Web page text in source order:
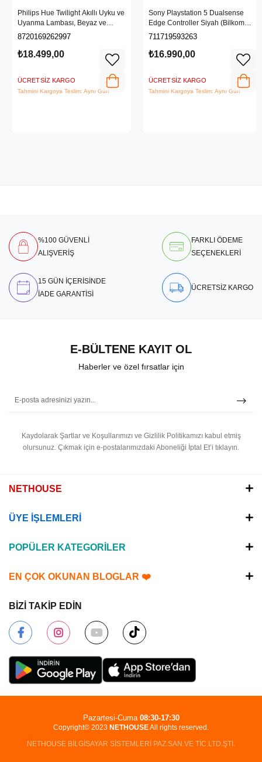
Philips Hue Twilight Akıllı Uyku ve
Uyanma Lambası, Beyaz ve
Renkli Işık, Alexa, Apple Home ve
8720169262997
₺18.499,00
ÜCRETSIZ KARGO
Tahmini Kargoya Teslim: Aynı Gün
Sony Playstation 5 Dualsense
Edge Controller Siyah (Bilkom
Garantili)
711719593263
₺16.990,00
ÜCRETSIZ KARGO
Tahmini Kargoya Teslim: Aynı Gün
%100 GÜVENLİ
ALIŞVERİŞ
FARKLI ÖDEME
SEÇENEKLERİ
15 GÜN İÇERİSİNDE
İADE GARANTİSİ
ÜCRETSİZ KARGO
E-BÜLTENE KAYIT OL
Haberler ve özel fırsatlar için
Kaydolarak Şartlar ve Koşullarımızı ve Gizlilik Politikamızı kabul etmiş
olursunuz. Çıkmak için e-postalarımızdaki Aboneliği İptal Et’i tıklayın.
NETHOUSE
ÜYE İŞLEMLERİ
POPÜLER KATEGORİLER
EN ÇOK OKUNAN BLOGLAR ❤️
BİZİ TAKİP EDİN
Copyright© 2023 NETHOUSEAll rights reserved.
NETHOUSE BİLGİSAYAR SİSTEMLERİ PAZ.SAN.VE TİC.LTD.ŞTİ.
Pazartesi-Cuma 08:30-17:30